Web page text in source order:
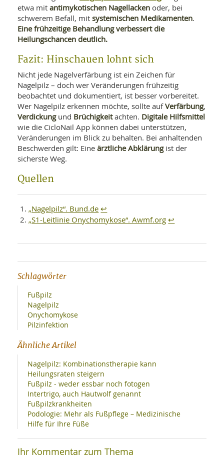
etwa mit antimykotischen Nagellacken oder, bei
schwerem Befall, mit systemischen Medikamenten.
Eine frühzeitige Behandlung verbessert die
Heilungschancen deutlich.
Fazit: Hinschauen lohnt sich
Nicht jede Nagelverfärbung ist ein Zeichen für
Nagelpilz – doch wer Veränderungen frühzeitig
beobachtet und dokumentiert, ist besser vorbereitet.
Wer Nagelpilz erkennen möchte, sollte aufVerfärbung,
Verdickungund Brüchigkeitachten. Digitale Hilfsmittel
wie die CicloNail App können dabei unterstützen,
Veränderungen im Blick zu behalten. Bei anhaltenden
Beschwerden gilt: Eine ärztliche Abklärungist der
sicherste Weg.
Quellen
„Nagelpilz“. Bund.de ↩
„S1-Leitlinie Onychomykose“. Awmf.org ↩
Schlagwörter
Fußpilz
Nagelpilz
Onychomykose
Pilzinfektion
Ähnliche Artikel
Nagelpilz: Kombinationstherapie kann
Heilungsraten steigern
Fußpilz - weder essbar noch fotogen
Intertrigo, auch Hautwolf genannt
Fußpilzkrankheiten
Podologie: Mehr als Fußpflege – Medizinische
Hilfe für Ihre Füße
Ihr Kommentar zum Thema